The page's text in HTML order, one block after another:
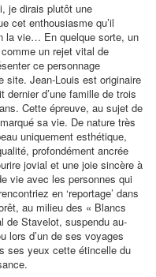
je dirais plutôt une
cet enthousiasme qu’il
la vie… En quelque sorte, un
un rejet vital de
ce personnage
site. Jean-Louis est originaire
d’une famille de trois
Cette épreuve, au sujet de
sa vie. De nature très
uniquement esthétique,
profondément ancrée
jovial et une joie sincère à
vie avec les personnes qui
en ‘reportage’ dans
au milieu des « Blancs
de Stavelot, suspendu au-
lors d’un de ses voyages
ses yeux cette étincelle du